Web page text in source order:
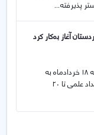
آغاز بەکار کرد
چهاردهمین کنگره علوم باغبانی ایران امروز دوشنبه ۱۸ خردادماه به
میزبانی دانشگاه کردستان آغاز به کار کرد و این رویداد علمی تا ۲۰